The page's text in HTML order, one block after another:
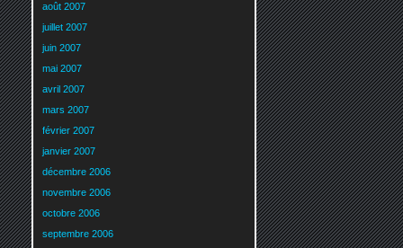
août 2007
juillet 2007
juin 2007
mai 2007
avril 2007
mars 2007
février 2007
janvier 2007
décembre 2006
novembre 2006
octobre 2006
septembre 2006